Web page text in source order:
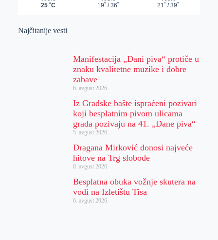
Najčitanije vesti
Manifestacija „Dani piva“ protiče u
znaku kvalitetne muzike i dobre
zabave
6. avgust 2026.
Iz Gradske bašte ispraćeni pozivari
koji besplatnim pivom ulicama
grada pozivaju na 41. „Dane piva“
5. avgust 2026.
Dragana Mirković donosi najveće
hitove na Trg slobode
8. avgust 2026.
Besplatna obuka vožnje skutera na
vodi na Izletištu Tisa
6. avgust 2026.